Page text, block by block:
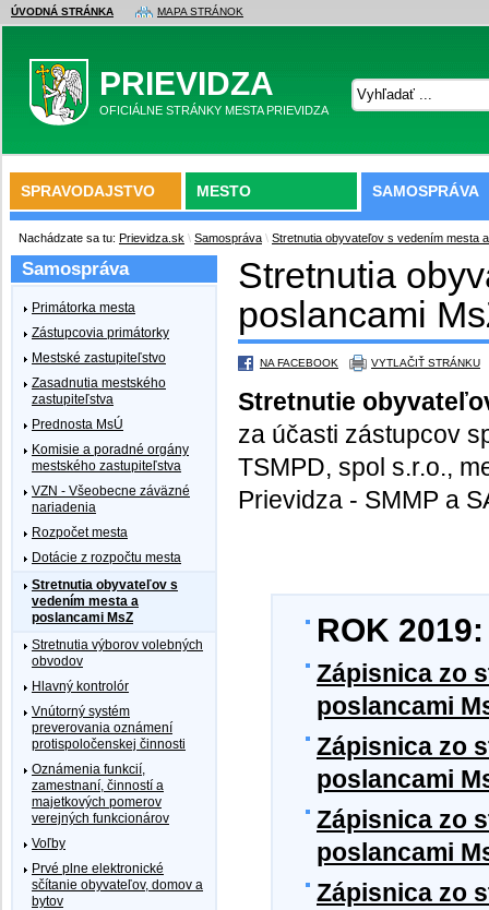
ÚVODNÁ STRÁNKA MAPA STRÁNOK
PRIEVIDZA
OFICIÁLNE STRÁNKY MESTA PRIEVIDZA
SPRAVODAJSTVO MESTO SAMOSPRÁVA
Nachádzate sa tu: Prievidza.sk \ Samospráva \ Stretnutia obyvateľov s vedením mesta
Stretnutia
poslancami
NA FACEBOOK VYTLAČIŤ STRÁNKU
Stretnutie
za účasti zástupcov
TSMPD, spol s.r.o.,
Prievidza - SMMP a
ROK 2019:
Zápisnica zo
poslancami
Zápisnica zo
poslancami
Zápisnica zo
poslancami
Zápisnica zo
Samospráva
Primátorka mesta
Zástupcovia primátorky
Mestské zastupiteľstvo
Zasadnutia mestského
zastupiteľstva
Prednosta MsÚ
Komisie a poradné orgány
mestského zastupiteľstva
VZN - Všeobecne záväzné
nariadenia
Rozpočet mesta
Dotácie z rozpočtu mesta
Stretnutia obyvateľov s
vedením mesta a
poslancami MsZ
Stretnutia výborov volebných
obvodov
Hlavný kontrolór
Vnútorný systém
preverovania oznámení
protispoločenskej činnosti
Oznámenia funkcií,
zamestnaní, činností a
majetkových pomerov
verejných funkcionárov
Voľby
Prvé plne elektronické
sčítanie obyvateľov, domov a
bytov